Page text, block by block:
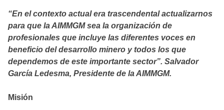
“En el contexto actual era trascendental actualizarnos
para que la AIMMGM sea la organización de
profesionales que incluye las diferentes voces en
beneficio del desarrollo minero y todos los que
dependemos de este importante sector”. Salvador
García Ledesma, Presidente de la AIMMGM.
Misión